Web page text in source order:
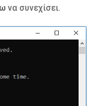
να συνεχίσει.